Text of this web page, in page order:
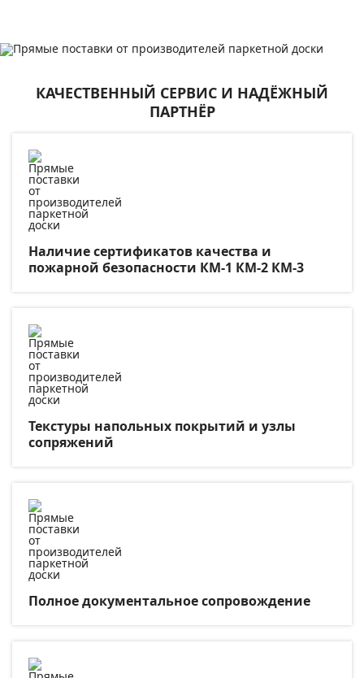
КАЧЕСТВЕННЫЙ СЕРВИС И НАДЁЖНЫЙ
ПАРТНЁР
Наличие сертификатов качества и
пожарной безопасности КМ-1 КМ-2 КМ-3
Текстуры напольных покрытий и узлы
сопряжений
Полное документальное сопровождение